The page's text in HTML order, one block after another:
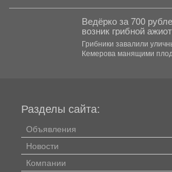
Ведёрко за 700
возник грибной
Алтая
Грибники завалили
Кемерова манящими
Разделы сайта:
Объявления
Новости
Компании